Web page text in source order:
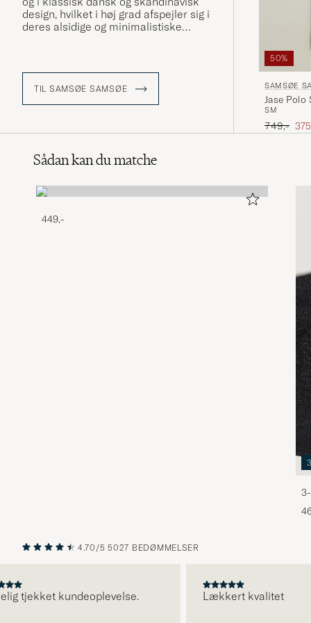
design, hvilket i høj grad afspejler sig i
deres alsidige og minimalistiske
TIL SAMSØE SAMSØE
50%
SAMSØE
Jase Polo
SM
Ordinary
749,-
Sådan kan du matche
449,-
NÆSTE
4.70/5 5027 BEDØMMELSER
tjekket kundeoplevelse. Lækkert kvalitet